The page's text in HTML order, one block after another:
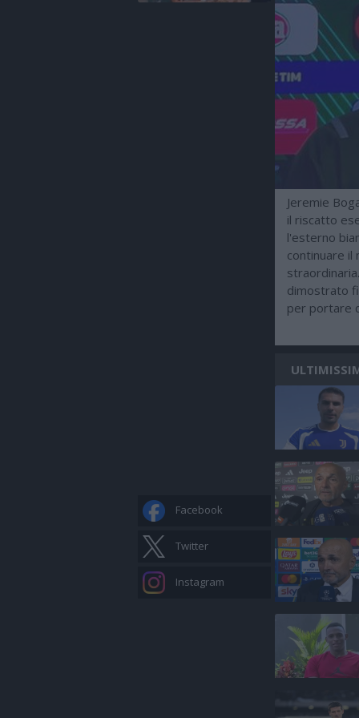
Facebook
Twitter
Instagram
Jeremie
il riscatto
l'esterno
continuare il
dimostrato
per portare